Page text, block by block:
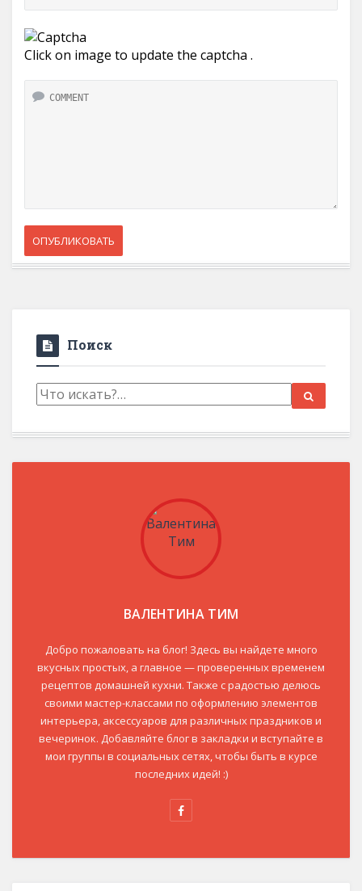
Click on image to update the captcha .
Поиск
ВАЛЕНТИНА ТИМ
Добро пожаловать на блог! Здесь вы найдете много
вкусных простых, а главное — проверенных временем
рецептов домашней кухни. Также с радостью делюсь
своими мастер-классами по оформлению элементов
интерьера, аксессуаров для различных праздников и
вечеринок. Добавляйте блог в закладки и вступайте в
мои группы в социальных сетях, чтобы быть в курсе
последних идей! :)